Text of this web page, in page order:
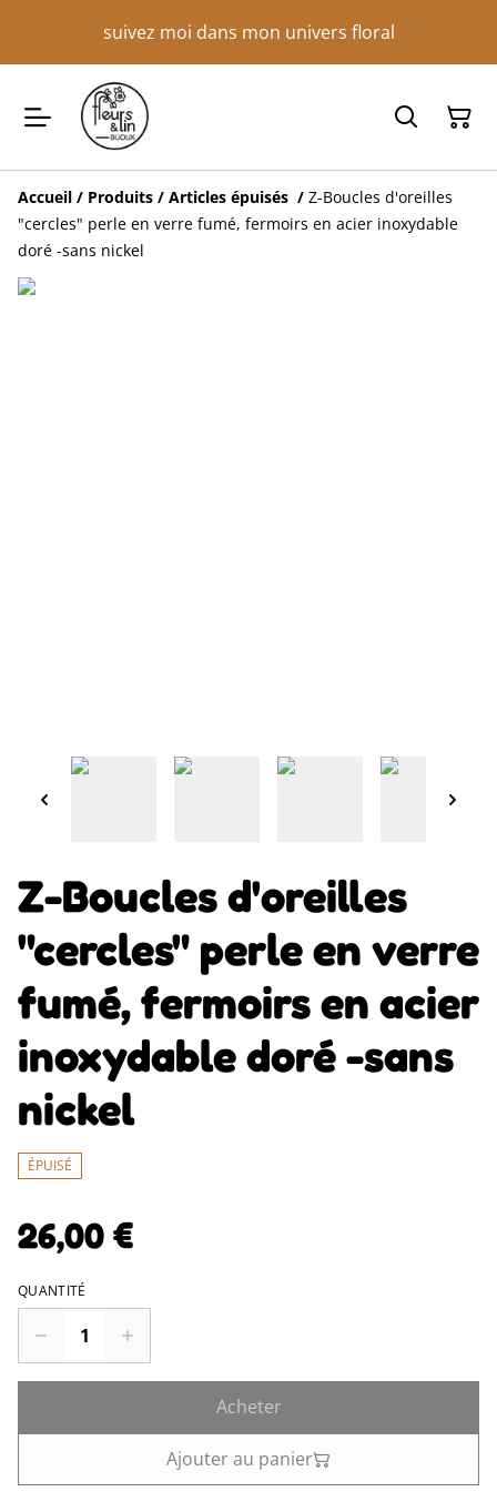
suivez moi dans mon univers floral
Accueil / Produits / Articles épuisés / Z-Boucles d'oreilles
"cercles" perle en verre fumé, fermoirs en acier inoxydable
doré -sans nickel
Z-Boucles d'oreilles
"cercles" perle en verre
fumé, fermoirs en acier
inoxydable doré -sans
nickel
ÉPUISÉ
26,00 €
QUANTITÉ
Acheter
Ajouter au panier